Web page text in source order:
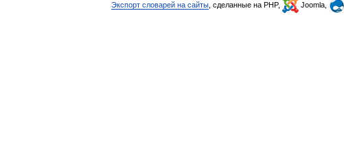
Экспорт словарей на сайты , сделанные на PHP, Joomla,